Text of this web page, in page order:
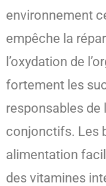
environnement
empêche la
l’oxydation de
fortement les
responsables
conjonctifs. Les
alimentation
des vitamines